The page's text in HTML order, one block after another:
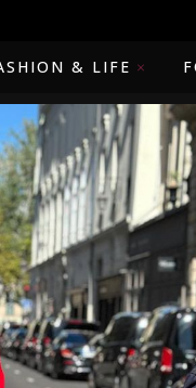
& LIFE